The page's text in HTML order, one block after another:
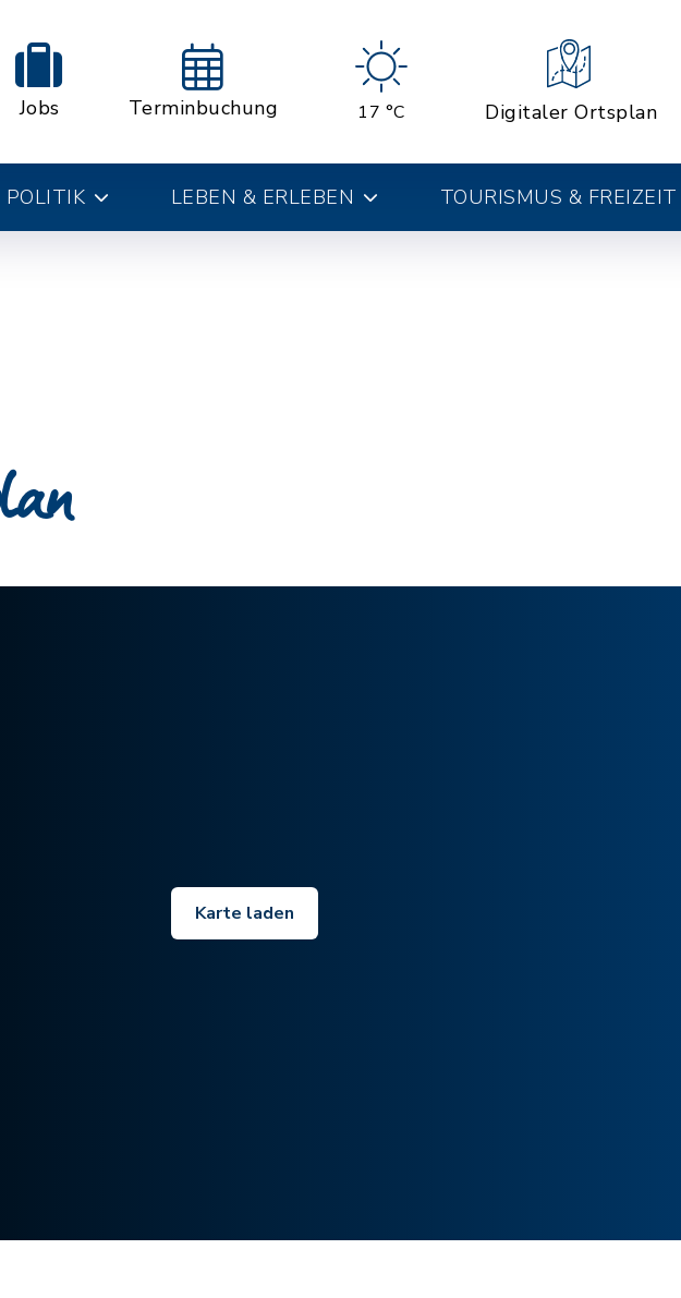
Jobs Terminbuchung 17 °C Digitaler Ortsplan
POLITIK LEBEN & ERLEBEN TOURISMUS & FREIZEIT
Karte laden